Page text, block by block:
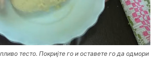
тесто. Покријте го и оставете го да одмори